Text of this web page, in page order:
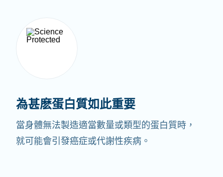
為甚麽蛋白質如此重要
當身體無法製造適當數量或類型的蛋白質時，
就可能會引發癌症或代謝性疾病。